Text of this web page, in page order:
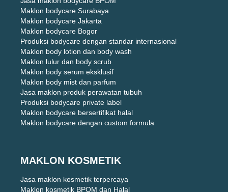
Maklon bodycare Surabaya
Maklon bodycare Jakarta
Maklon bodycare Bogor
Produksi bodycare dengan standar internasional
Maklon body lotion dan body wash
Maklon lulur dan body scrub
Maklon body serum eksklusif
Maklon body mist dan parfum
Jasa maklon produk perawatan tubuh
Produksi bodycare private label
Maklon bodycare bersertifikat halal
Maklon bodycare dengan custom formula
MAKLON KOSMETIK
Jasa maklon kosmetik terpercaya
Maklon kosmetik BPOM dan Halal